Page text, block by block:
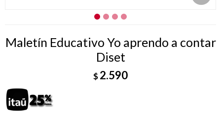
Maletín Educativo Yo aprendo a contar
Diset
$2.590